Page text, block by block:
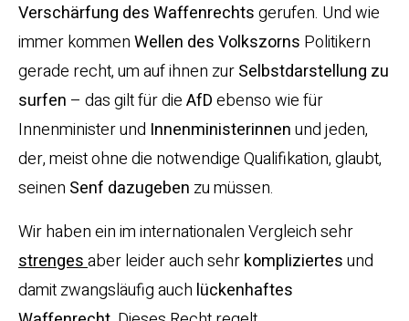
Verschärfung des Waffenrechtsgerufen. Und wie
immer kommenWellen des Volkszorns Politikern
gerade recht, um auf ihnen zurSelbstdarstellung zu
surfen – das gilt für dieAfDebenso wie für
Innenminister und Innenministerinnenund jeden,
der, meist ohne die notwendige Qualifikation, glaubt,
seinen Senf dazugeben zu müssen.
Wir haben ein im internationalen Vergleich sehr
strengesaber leider auch sehrkompliziertesund
damit zwangsläufig auch lückenhaftes